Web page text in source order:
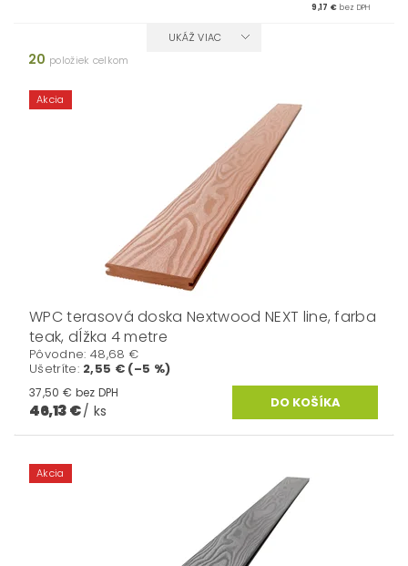
9,17 € bez DPH
UKÁŽ VIAC
20 položiek celkom
Akcia
WPC terasová doska Nextwood NEXT line, farba
teak, dĺžka 4 metre
Pôvodne: 48,68 €
Ušetríte: 2,55 € (–5 %)
37,50 € bez DPH
46,13 €/ ks
Akcia